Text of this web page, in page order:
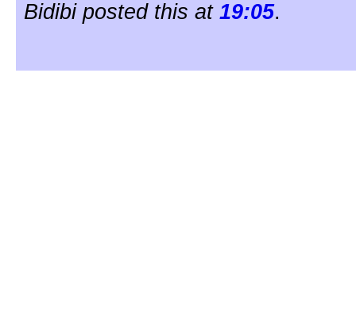
Bidibi posted this at 19:05.